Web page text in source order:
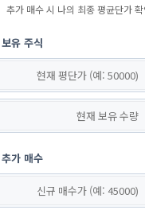
추가 매수 시 나의 최종 평균단가 확
유 주식
가 매수